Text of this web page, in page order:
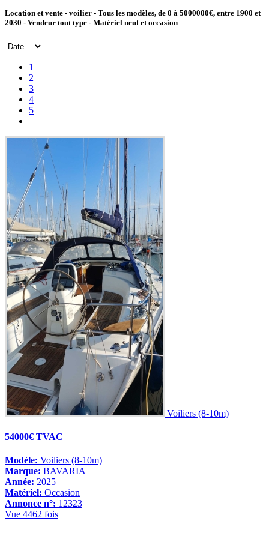
Location et vente - voilier - Tous les modèles, de 0 à 5000000€, entre 1900 et
2030 - Vendeur tout type - Matériel neuf et occasion
1
2
3
4
5
Voiliers (8-10m)
54000€ TVAC
Modèle: Voiliers (8-10m)
Marque: BAVARIA
Année: 2025
Matériel: Occasion
Annonce n°: 12323
Vue 4462 fois